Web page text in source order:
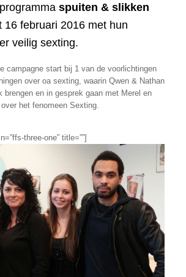
spuiten & slikken
16 februari 2016 met hun
veilig sexting.
campagne start bij 1 van de voorlichtingen
over oa sexting, waarin Qwen & Nathan
brengen en in gesprek gaan met Merel en
het fenomeen Sexting.
three-one” title=””]